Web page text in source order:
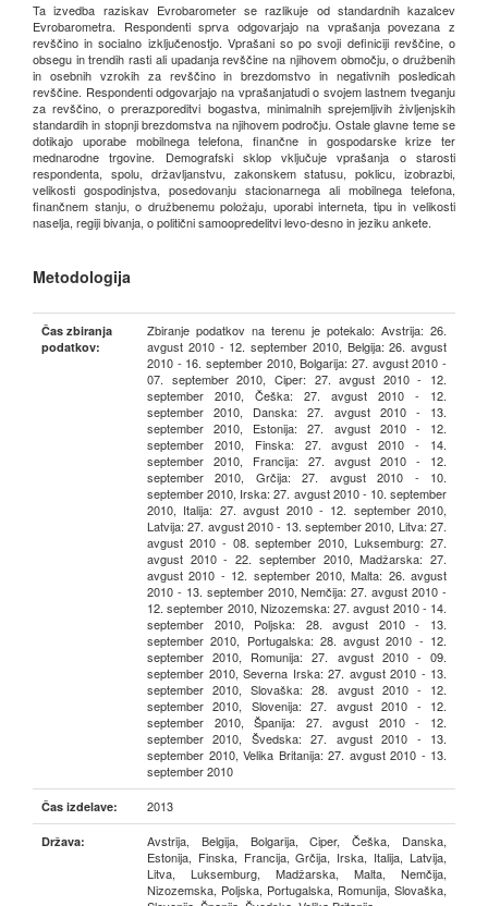
Ta izvedba raziskav Evrobarometer se razlikuje od standardnih kazalcev
Evrobarometra. Respondenti sprva odgovarjajo na vprašanja povezana z
revščino in socialno izključenostjo. Vprašani so po svoji definiciji revščine, o
obsegu in trendih rasti ali upadanja revščine na njihovem območju, o družbenih
in osebnih vzrokih za revščino in brezdomstvo in negativnih posledicah
revščine. Respondenti odgovarjajo na vprašanjatudi o svojem lastnem tveganju
za revščino, o prerazporeditvi bogastva, minimalnih sprejemljivih življenjskih
standardih in stopnji brezdomstva na njihovem področju. Ostale glavne teme se
dotikajo uporabe mobilnega telefona, finančne in gospodarske krize ter
mednarodne trgovine. Demografski sklop vključuje vprašanja o starosti
respondenta, spolu, državljanstvu, zakonskem statusu, poklicu, izobrazbi,
velikosti gospodinjstva, posedovanju stacionarnega ali mobilnega telefona,
finančnem stanju, o družbenemu položaju, uporabi interneta, tipu in velikosti
naselja, regiji bivanja, o politični samoopredelitvi levo-desno in jeziku ankete.
Metodologija
Čas zbiranja
podatkov:
Zbiranje podatkov na terenu je potekalo: Avstrija: 26.
avgust 2010 - 12. september 2010, Belgija: 26. avgust
2010 - 16. september 2010, Bolgarija: 27. avgust 2010 -
07. september 2010, Ciper: 27. avgust 2010 - 12.
september 2010, Češka: 27. avgust 2010 - 12.
september 2010, Danska: 27. avgust 2010 - 13.
september 2010, Estonija: 27. avgust 2010 - 12.
september 2010, Finska: 27. avgust 2010 - 14.
september 2010, Francija: 27. avgust 2010 - 12.
september 2010, Grčija: 27. avgust 2010 - 10.
september 2010, Irska: 27. avgust 2010 - 10. september
2010, Italija: 27. avgust 2010 - 12. september 2010,
Latvija: 27. avgust 2010 - 13. september 2010, Litva: 27.
avgust 2010 - 08. september 2010, Luksemburg: 27.
avgust 2010 - 22. september 2010, Madžarska: 27.
avgust 2010 - 12. september 2010, Malta: 26. avgust
2010 - 13. september 2010, Nemčija: 27. avgust 2010 -
12. september 2010, Nizozemska: 27. avgust 2010 - 14.
september 2010, Poljska: 28. avgust 2010 - 13.
september 2010, Portugalska: 28. avgust 2010 - 12.
september 2010, Romunija: 27. avgust 2010 - 09.
september 2010, Severna Irska: 27. avgust 2010 - 13.
september 2010, Slovaška: 28. avgust 2010 - 12.
september 2010, Slovenija: 27. avgust 2010 - 12.
september 2010, Španija: 27. avgust 2010 - 12.
september 2010, Švedska: 27. avgust 2010 - 13.
september 2010, Velika Britanija: 27. avgust 2010 - 13.
september 2010
Čas izdelave: 2013
Država:
Avstrija, Belgija, Bolgarija, Ciper, Češka, Danska,
Estonija, Finska, Francija, Grčija, Irska, Italija, Latvija,
Litva, Luksemburg, Madžarska, Malta, Nemčija,
Nizozemska, Poljska, Portugalska, Romunija, Slovaška,